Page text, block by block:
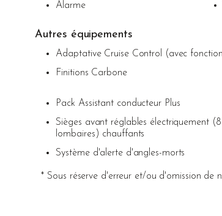
Alarme
Autres équipements
Adaptative Cruise Control (avec
Finitions Carbone
Pack Assistant conducteur Plus
Sièges avant réglables électriquement
lombaires) chauffants
Système d'alerte d'angles-morts
* Sous réserve d'erreur et/ou d'omission de